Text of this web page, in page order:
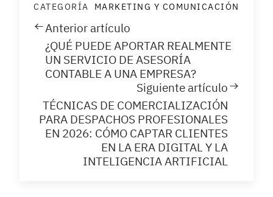
CATEGORÍA MARKETING Y COMUNICACIÓN
Anterior artículo
¿QUÉ PUEDE APORTAR REALMENTE
UN SERVICIO DE ASESORÍA
CONTABLE A UNA EMPRESA?
Siguiente artículo
TÉCNICAS DE COMERCIALIZACIÓN
PARA DESPACHOS PROFESIONALES
EN 2026: CÓMO CAPTAR CLIENTES
EN LA ERA DIGITAL Y LA
INTELIGENCIA ARTIFICIAL